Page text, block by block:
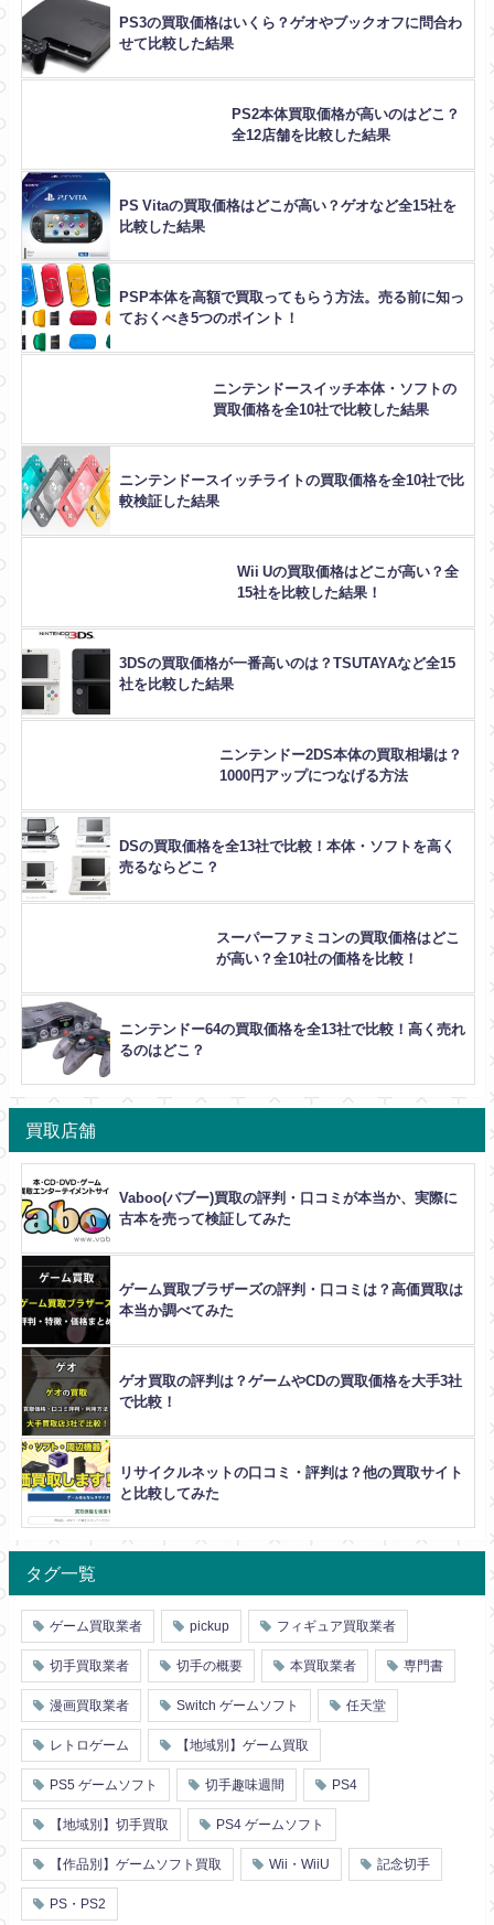
PS3の買取価格はいくら？ゲオやブックオフに問合わ
せて比較した結果
PS2本体買取価格が高いのはどこ？
全12店舗を比較した結果
PS Vitaの買取価格はどこが高い？ゲオなど全15社を
比較した結果
PSP本体を高額で買取ってもらう方法。売る前に知っ
ておくべき5つのポイント！
ニンテンドースイッチ本体・ソフトの
買取価格を全10社で比較した結果
ニンテンドースイッチライトの買取価格を全10社で比
較検証した結果
Wii Uの買取価格はどこが高い？全
15社を比較した結果！
3DSの買取価格が一番高いのは？TSUTAYAなど全15
社を比較した結果
ニンテンドー2DS本体の買取相場は？
1000円アップにつなげる方法
DSの買取価格を全13社で比較！本体・ソフトを高く
売るならどこ？
スーパーファミコンの買取価格はどこ
が高い？全10社の価格を比較！
ニンテンドー64の買取価格を全13社で比較！高く売れ
るのはどこ？
買取店舗
Vaboo(バブー)買取の評判・口コミが本当か、実際に
古本を売って検証してみた
ゲーム買取ブラザーズの評判・口コミは？高価買取は
本当か調べてみた
ゲオ買取の評判は？ゲームやCDの買取価格を大手3社
で比較！
リサイクルネットの口コミ・評判は？他の買取サイト
と比較してみた
タグ一覧
ゲーム買取業者 pickup フィギュア買取業者
切手買取業者 切手の概要 本買取業者 専門書
漫画買取業者 Switch ゲームソフト 任天堂
レトロゲーム 【地域別】ゲーム買取
PS5 ゲームソフト 切手趣味週間 PS4
【地域別】切手買取 PS4 ゲームソフト
【作品別】ゲームソフト買取 Wii・WiiU 記念切手
PS・PS2